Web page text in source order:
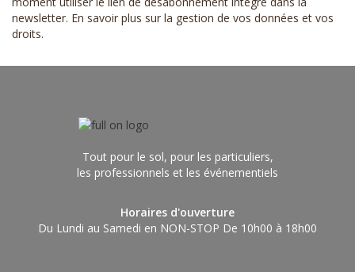
newsletter. En savoir plus sur la gestion de vos données et vos
droits.
Tout pour le sol, pour les particuliers,
les professionnels et les événementiels
Horaires d'ouverture
Du Lundi au Samedi en NON-STOP De 10h00 à 18h00